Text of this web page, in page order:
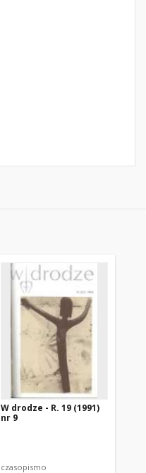
W drodze - R. 19 (1991)
nr 9
czasopismo